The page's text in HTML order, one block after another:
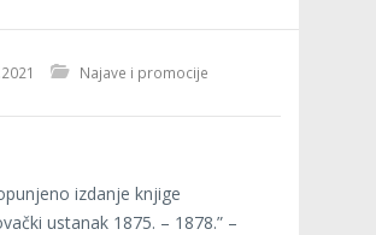
Najave i promocije
izdanje knjige
ustanak 1875. – 1878.” –